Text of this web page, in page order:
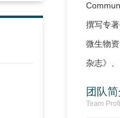
撰写专
微生物
杂志》
团队
Team